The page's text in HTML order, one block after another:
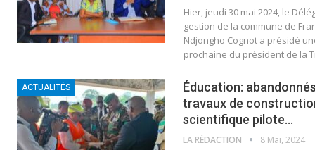
Hier, jeudi 30 mai 2024, le
gestion de la commune de
Ndjongho Cognot a présidé
prochaine du président de la
ACTUALITÉS
Éducation:
travaux de
scientifique pilote…
LA RÉDACTION 8 Mai, 2024